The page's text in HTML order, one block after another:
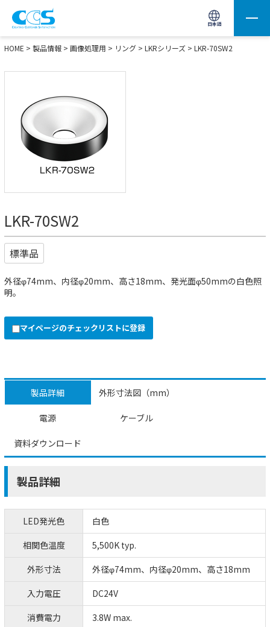
日本語
画像処理用の製品検索 サイト内検索(Enterで実行)
HOME > 製品情報 > 画像処理用 > リング > LKRシリーズ > LKR-70SW2
LKR-70SW2
標準品
外径φ74mm、内径φ20mm、高さ18mm、発光面φ50mmの白色照
明。
マイページのチェックリストに登録
製品詳細 外形寸法図（mm）
電源 ケーブル
資料ダウンロード
製品詳細
LED発光色
白色
相関色温度
5,500K typ.
外形寸法
外径φ74mm、内径φ20mm、高さ18mm
入力電圧
DC24V
消費電力
3.8W max.